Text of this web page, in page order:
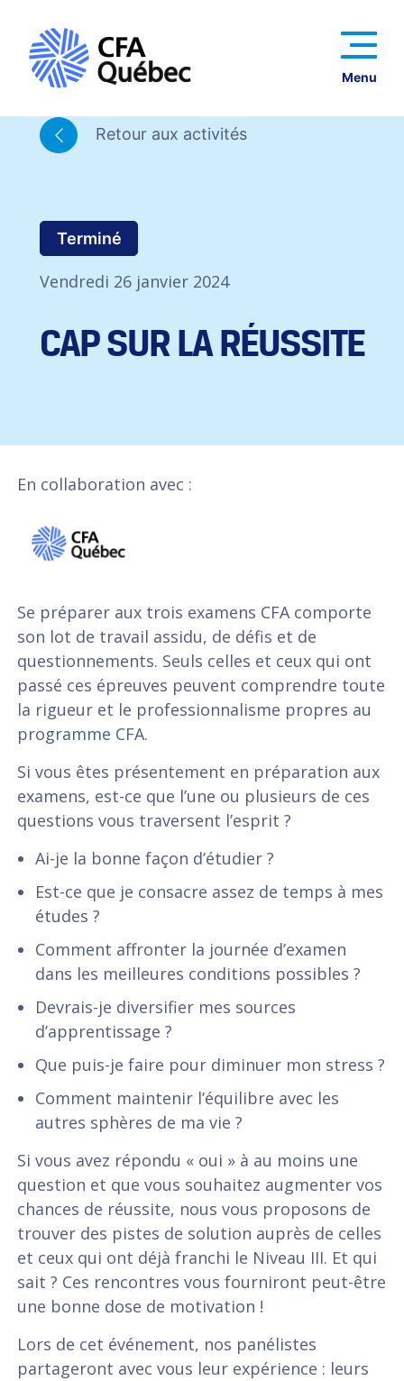
Menu
Retour aux activités
Terminé
Vendredi 26 janvier 2024
CAP SUR LA RÉUSSITE
En collaboration avec :
Se préparer aux trois examens CFA comporte
son lot de travail assidu, de défis et de
questionnements. Seuls celles et ceux qui ont
passé ces épreuves peuvent comprendre toute
la rigueur et le professionnalisme propres au
programme CFA.
Si vous êtes présentement en préparation aux
examens, est-ce que l’une ou plusieurs de ces
questions vous traversent l’esprit ?
Ai-je la bonne façon d’étudier ?
Est-ce que je consacre assez de temps à mes
études ?
Comment affronter la journée d’examen
dans les meilleures conditions possibles ?
Devrais-je diversifier mes sources
d’apprentissage ?
Que puis-je faire pour diminuer mon stress ?
Comment maintenir l’équilibre avec les
autres sphères de ma vie ?
Si vous avez répondu « oui » à au moins une
question et que vous souhaitez augmenter vos
chances de réussite, nous vous proposons de
trouver des pistes de solution auprès de celles
et ceux qui ont déjà franchi le Niveau III. Et qui
sait ? Ces rencontres vous fourniront peut-être
une bonne dose de motivation !
Lors de cet événement, nos panélistes
partageront avec vous leur expérience : leurs